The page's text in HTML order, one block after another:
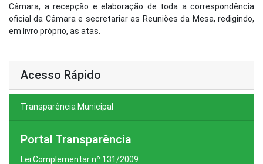
Câmara, a recepção e elaboração de toda a correspondência
oficial da Câmara e secretariar as Reuniões da Mesa, redigindo,
em livro próprio, as atas.
Acesso Rápido
Transparência Municipal
Portal Transparência
Lei Complementar nº 131/2009